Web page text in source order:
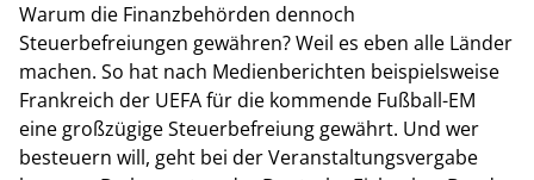
Warum die Finanzbehörden dennoch
Steuerbefreiungen gewähren? Weil es eben alle Länder
machen. So hat nach Medienberichten beispielsweise
Frankreich der UEFA für die kommende Fußball-EM
eine großzügige Steuerbefreiung gewährt. Und wer
besteuern will, geht bei der Veranstaltungsvergabe